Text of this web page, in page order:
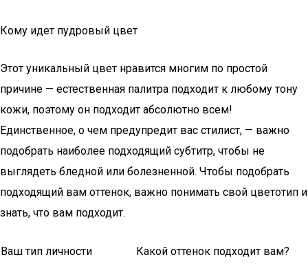
Кому идет пудровый цвет
Этот уникальный цвет нравится многим по простой
причине — естественная палитра подходит к любому тону
кожи, поэтому он подходит абсолютно всем!
Единственное, о чем предупредит вас стилист, — важно
подобрать наиболее подходящий субтитр, чтобы не
выглядеть бледной или болезненной. Чтобы подобрать
подходящий вам оттенок, важно понимать свой цветотип и
знать, что вам подходит.
Ваш тип личности Какой оттенок подходит вам?